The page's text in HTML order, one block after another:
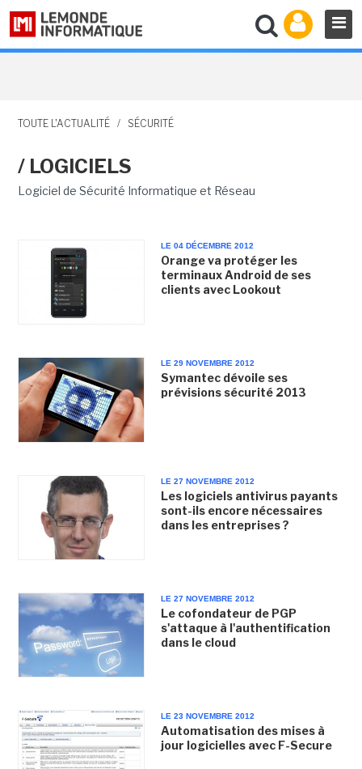
TOUTE L'ACTUALITÉ / SÉCURITÉ
/ LOGICIELS
Logiciel de Sécurité Informatique et Réseau
LE 04 DÉCEMBRE 2012
Orange va protéger les
terminaux Android de ses
clients avec Lookout
LE 29 NOVEMBRE 2012
Symantec dévoile ses
prévisions sécurité 2013
LE 27 NOVEMBRE 2012
Les logiciels antivirus payants
sont-ils encore nécessaires
dans les entreprises ?
LE 27 NOVEMBRE 2012
Le cofondateur de PGP
s'attaque à l'authentification
dans le cloud
LE 23 NOVEMBRE 2012
Automatisation des mises à
jour logicielles avec F-Secure